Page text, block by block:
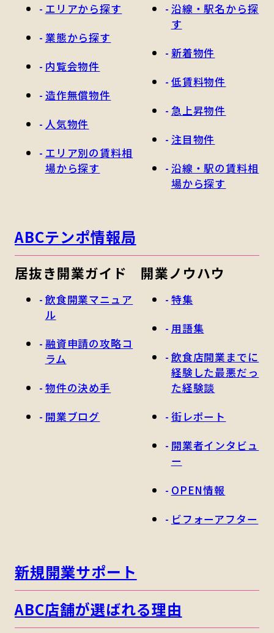
エリアから探す
業態から探す
内覧会物件
造作無償物件
人気物件
エリア別の賃料相
場から探す
沿線・駅名から探
す
新着物件
低賃料物件
急上昇物件
注目物件
沿線・駅の賃料相
場から探す
ABCテンポ情報局
居抜き開業ガイド
飲食開業マニュア
ル
融資申請の攻略コ
ラム
物件の決め手
開業ブログ
開業ノウハウ
特集
用語集
飲食店開業までに
経験した最悪だっ
た経験談
街レポート
開業者インタビュ
ー
OPEN情報
ビフォーアフター
新規開業サポート
ABC店舗が選ばれる理由